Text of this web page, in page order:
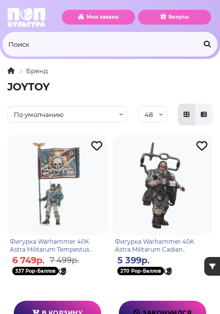
Мои заказы Бонусы
Бренд
JOYTOY
Фигурка Warhammer 40K
Astra Militarum Tempestus
Scions Command Squad 55th
Kappic Eagles Banner Beare
6 749р. 7 499р.
337 Pop-Баллов
Фигурка Warhammer 40K
Astra Militarum Cadian
Command Squad Veteran with
Master Vox 1:18
5 399р.
270 Pop-Баллов